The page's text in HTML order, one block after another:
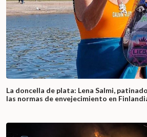
La doncella de plata: Lena Salmi,
las normas de envejecimiento en